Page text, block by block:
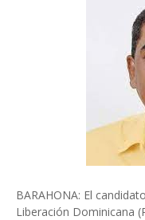
BARAHONA: El
Liberación Dominicana